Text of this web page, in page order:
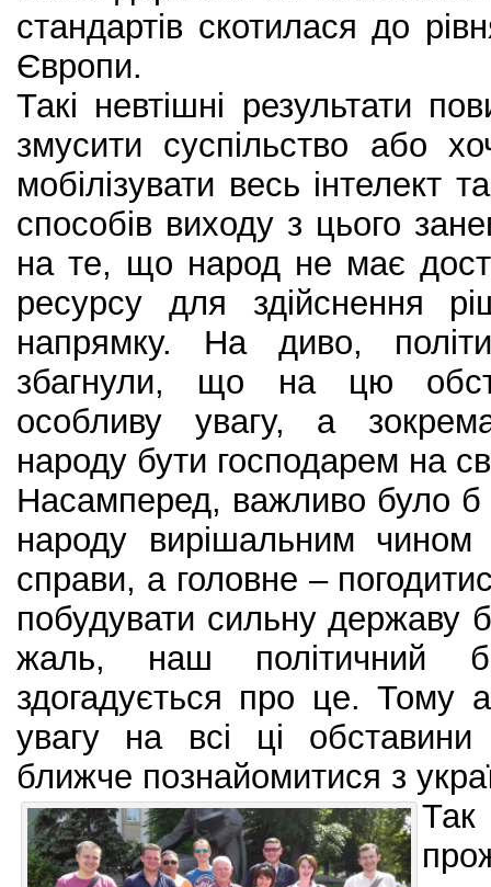
стандартів скотилася до
Європи.
Такі невтішні результати
змусити суспільство або
мобілізувати весь інтелект
способів виходу з цього
на те, що народ не має
ресурсу для здійснення
напрямку. На диво,
збагнули, що на цю
особливу увагу, а
народу бути господарем на
Насамперед, важливо було
народу вирішальним чином
справи, а головне –
побудувати сильну державу
жаль, наш політичний
здогадується про це. Тому
увагу на всі ці обставини
ближче познайомитися з